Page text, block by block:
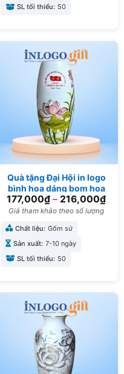
SL tối thiểu: 50
Quà tặng Đại Hội in logo
bình hoa dáng bom hoa
sen LH-21
177,000₫ – 216,000₫
Giá tham khảo theo số lượng
Chất liệu: Gốm sứ
Sản xuất: 7-10 ngày
SL tối thiểu: 50